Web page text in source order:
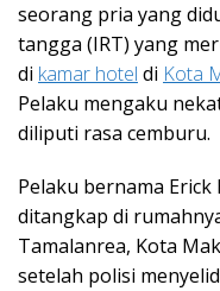
seorang pria yang
tangga (IRT) yang
di kamar hotel di Kota
Pelaku mengaku
diliputi rasa cemburu.
Pelaku bernama
ditangkap di
Tamalanrea, Kota
setelah polisi